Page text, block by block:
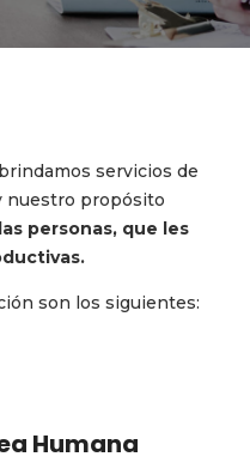
servicios de
nuestro propósito
personas, que les
son los siguientes:
Humana